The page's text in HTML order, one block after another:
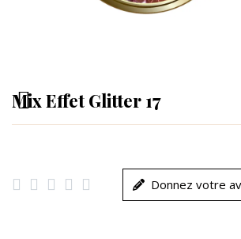
Mix Effet Glitter 17
     Donnez votre